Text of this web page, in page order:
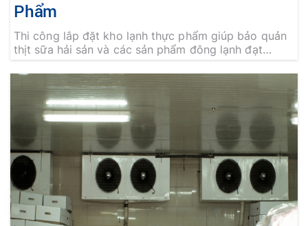
Phẩm
Thi công lắp đặt kho lạnh thực phẩm giúp bảo quản
thịt sữa hải sản và các sản phẩm đông lạnh đạt
chuẩn an toàn duy trì chất lượng lâu dài đồng thời
tiết kiệm chi phí vận hành. Liên hệ ngay An Khánh để
được tư vấn chi tiết và sở hữu hệ thống kho lạnh
hiện đại bền bỉ cho doanh nghiệp.